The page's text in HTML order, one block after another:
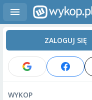
ZALOGUJ SIĘ
WYKOP